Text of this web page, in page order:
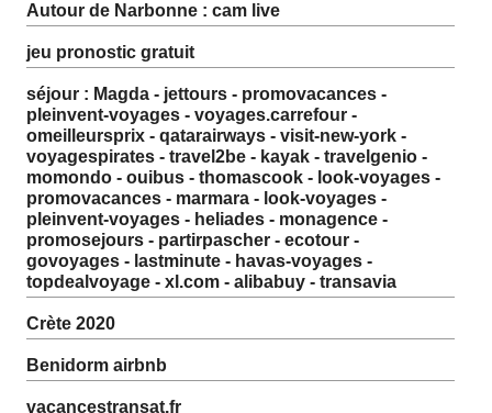
Autour de Narbonne : cam live
jeu pronostic gratuit
séjour : Magda - jettours - promovacances -
pleinvent-voyages - voyages.carrefour -
omeilleursprix - qatarairways - visit-new-york -
voyagespirates - travel2be - kayak - travelgenio -
momondo - ouibus - thomascook - look-voyages -
promovacances - marmara - look-voyages -
pleinvent-voyages - heliades - monagence -
promosejours - partirpascher - ecotour -
govoyages - lastminute - havas-voyages -
topdealvoyage - xl.com - alibabuy - transavia
Crète 2020
Benidorm airbnb
vacancestransat.fr